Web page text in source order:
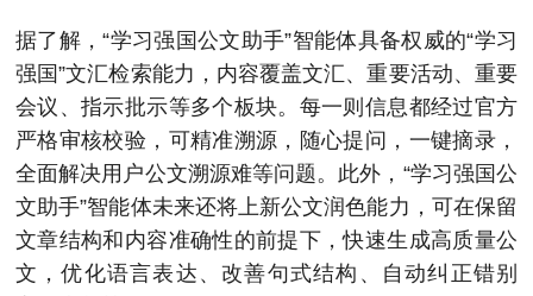
据了解，“学习强国公文助手”智能体具备权威的“学习
强国”文汇检索能力，内容覆盖文汇、重要活动、重要
会议、指示批示等多个板块。每一则信息都经过官方
严格审核校验，可精准溯源，随心提问，一键摘录，
全面解决用户公文溯源难等问题。此外，“学习强国公
文助手”智能体未来还将上新公文润色能力，可在保留
文章结构和内容准确性的前提下，快速生成高质量公
文，优化语言表达、改善句式结构、自动纠正错别